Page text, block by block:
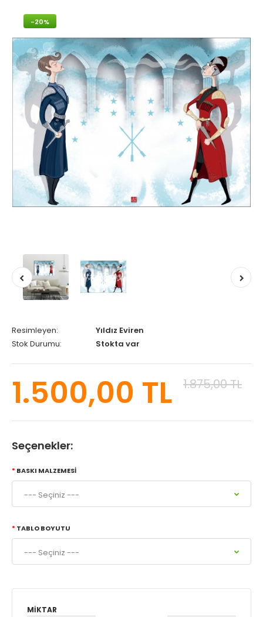
-20%
Resimleyen:
Yıldız Eviren
Stok Durumu:
Stokta var
1.500,00 TL 1.875,00 TL
Seçenekler:
BASKI MALZEMESI
TABLO BOYUTU
MIKTAR